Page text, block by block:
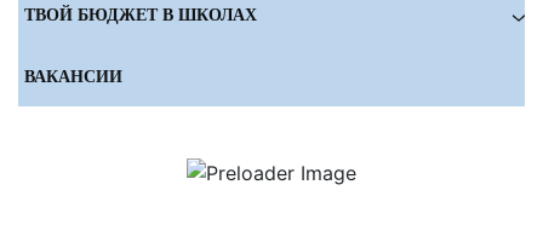
ТВОЙ БЮДЖЕТ В ШКОЛАХ
ВАКАНСИИ